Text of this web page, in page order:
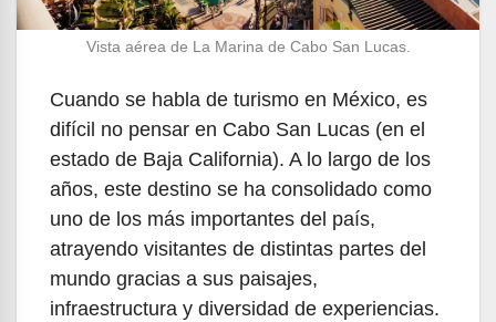
Vista aérea de La Marina de Cabo San Lucas.
Cuando se habla de turismo en México, es
difícil no pensar en Cabo San Lucas (en el
estado de Baja California). A lo largo de los
años, este destino se ha consolidado como
uno de los más importantes del país,
atrayendo visitantes de distintas partes del
mundo gracias a sus paisajes,
infraestructura y diversidad de experiencias.